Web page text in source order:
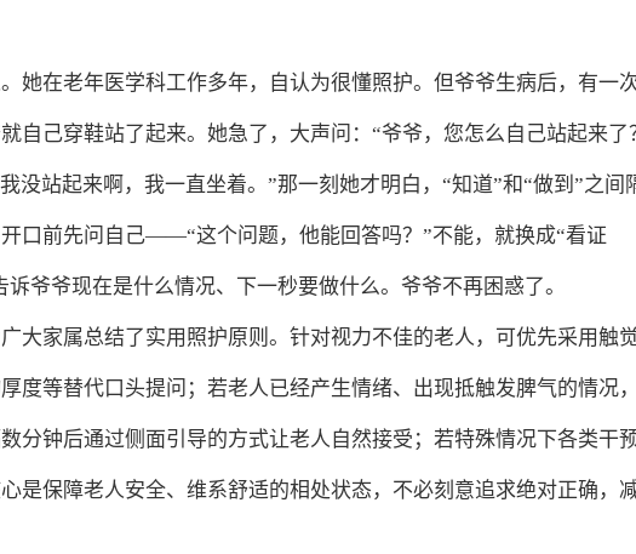
她在老年医学科工作多年，自认为很懂照护。但爷爷生病后，有一
自己穿鞋站了起来。她急了，大声问：“爷爷，您怎么自己站起来了
没站起来啊，我一直坐着。”那一刻她才明白，“知道”和“做到”之间
口前先问自己——“这个问题，他能回答吗？”不能，就换成“看证
爷爷现在是什么情况、下一秒要做什么。爷爷不再困惑了。
大家属总结了实用照护原则。针对视力不佳的老人，可优先采用触
度等替代口头提问；若老人已经产生情绪、出现抵触发脾气的情况，
分钟后通过侧面引导的方式让老人自然接受；若特殊情况下各类干
是保障老人安全、维系舒适的相处状态，不必刻意追求绝对正确，